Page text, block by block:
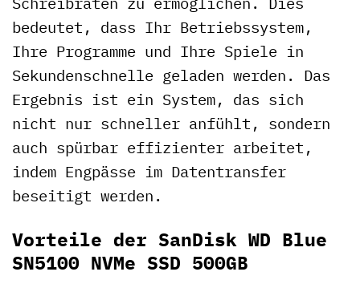
bedeutet, dass Ihr Betriebssystem,
Ihre Programme und Ihre Spiele in
Sekundenschnelle geladen werden. Das
Ergebnis ist ein System, das sich
nicht nur schneller anfühlt, sondern
auch spürbar effizienter arbeitet,
indem Engpässe im Datentransfer
beseitigt werden.
Vorteile der SanDisk WD Blue
SN5100 NVMe SSD 500GB